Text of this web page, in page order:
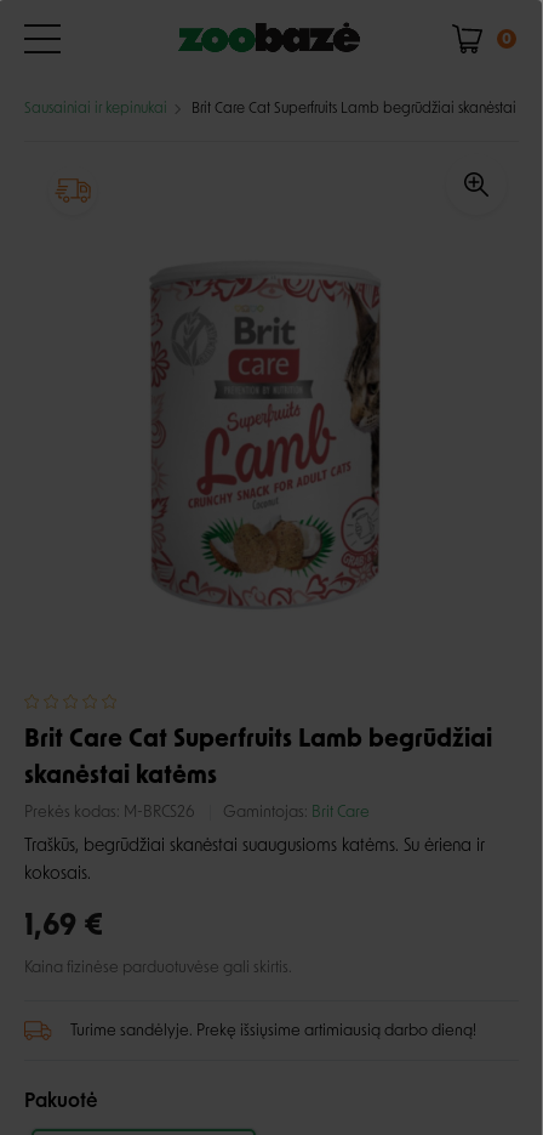
0
Sausainiai ir kepinukai Brit Care Cat Superfruits Lamb begrūdžiai skanėstai
Brit Care Cat Superfruits Lamb begrūdžiai
skanėstai katėms
Prekės kodas: M-BRCS26 Gamintojas: Brit Care
Traškūs, begrūdžiai skanėstai suaugusioms katėms. Su ėriena ir
kokosais.
1,69 €
Kaina fizinėse parduotuvėse gali skirtis.
Turime sandėlyje. Prekę išsiųsime artimiausią darbo dieną!
Pakuotė